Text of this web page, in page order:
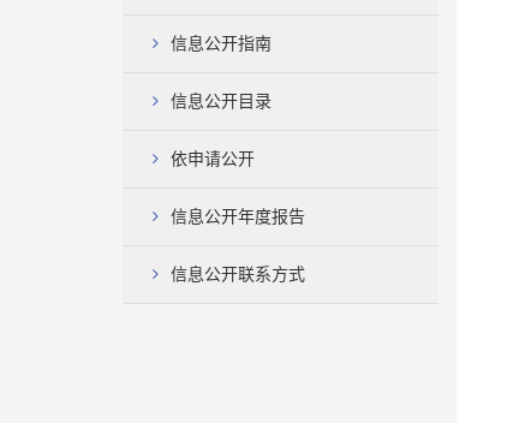
信息公开指南
信息公开目录
依申请公开
信息公开年度报告
信息公开联系方式